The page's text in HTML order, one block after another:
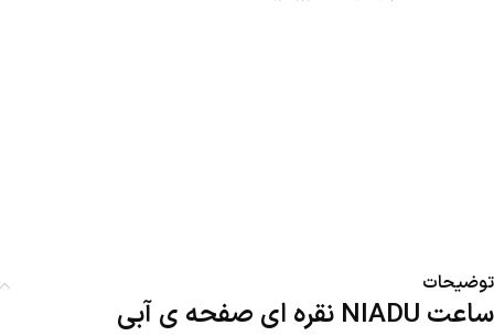
توضیحات
ساعت NIADU نقره ای صفحه ی آبی